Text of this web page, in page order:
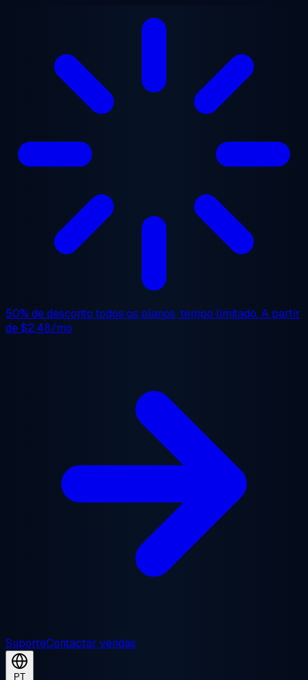
Saltar para o conteúdo principal
50% de desconto todos os planos, tempo limitado. A partir
de$2.48/mo
SuporteContactar vendas
PT